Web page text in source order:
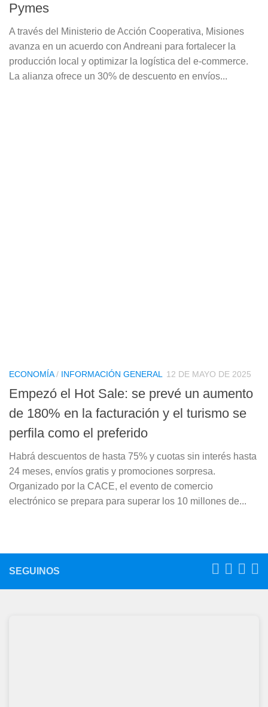
Pymes
A través del Ministerio de Acción Cooperativa, Misiones
avanza en un acuerdo con Andreani para fortalecer la
producción local y optimizar la logística del e-commerce.
La alianza ofrece un 30% de descuento en envíos...
ECONOMÍA/ INFORMACIÓN GENERAL 12 DE MAYO DE 2025
Empezó el Hot Sale: se prevé un aumento
de 180% en la facturación y el turismo se
perfila como el preferido
Habrá descuentos de hasta 75% y cuotas sin interés hasta
24 meses, envíos gratis y promociones sorpresa.
Organizado por la CACE, el evento de comercio
electrónico se prepara para superar los 10 millones de...
SEGUINOS